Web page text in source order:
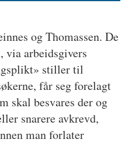
og Thomassen. De
via arbeidsgivers
stiller til
får seg forelagt
skal besvares der og
snarere avkrevd,
man forlater